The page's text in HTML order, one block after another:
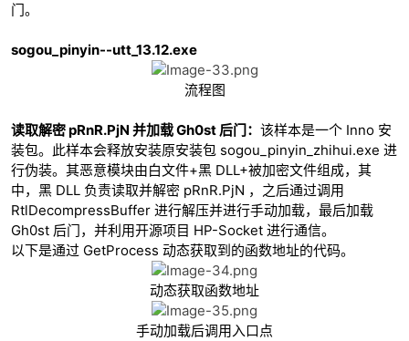
门。
sogou_pinyin--utt_13.12.exe
流程图
读取解密 pRnR.PjN 并加载 Gh0st 后门： 该样本是一个 Inno 安
装包。此样本会释放安装原安装包 sogou_pinyin_zhihui.exe 进
行伪装。其恶意模块由白文件+黑 DLL+被加密文件组成，其
中，黑 DLL 负责读取并解密 pRnR.PjN ，之后通过调用
RtlDecompressBuffer 进行解压并进行手动加载，最后加载
Gh0st 后门，并利用开源项目 HP-Socket 进行通信。
以下是通过 GetProcess 动态获取到的函数地址的代码。
动态获取函数地址
手动加载后调用入口点